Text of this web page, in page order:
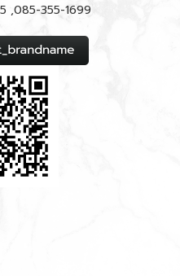
,085-355-1699